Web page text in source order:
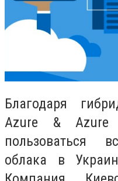
Благодаря
Azure & Azure
пользоваться
облака в